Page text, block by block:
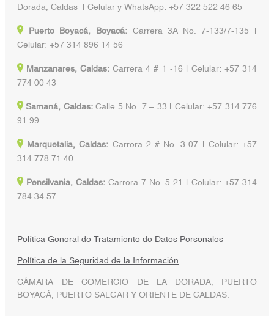
Dorada, Caldas | Celular y WhatsApp: +57 322 522 46 65
Puerto Boyacá, Boyacá:Carrera 3A No. 7-133/7-135 |
Celular: +57 314 896 14 56
Manzanares, Caldas: Carrera 4 # 1 -16 | Celular: +57 314
774 00 43
Samaná, Caldas:Calle 5 No. 7 – 33 | Celular: +57 314 776
91 99
Marquetalia, Caldas: Carrera 2 # No. 3-07 | Celular: +57
314 778 71 40
Pensilvania, Caldas:Carrera 7 No. 5-21 | Celular: +57 314
784 34 57
Política General de Tratamiento de Datos Personales
Política de la Seguridad de la Información
CÁMARA DE COMERCIO DE LA DORADA, PUERTO
BOYACÁ, PUERTO SALGAR Y ORIENTE DE CALDAS.